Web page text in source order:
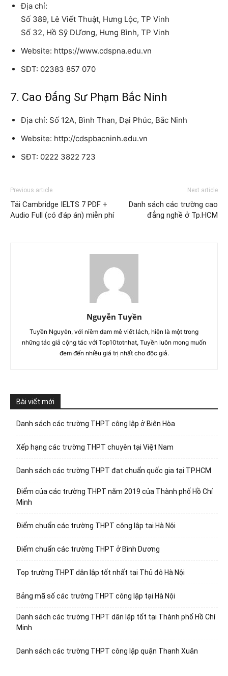
Địa chỉ:
Số 389, Lê Viết Thuật, Hưng Lộc, TP Vinh
Số 32, Hồ Sỹ DƯơng, Hưng Bình, TP Vinh
Website: https://www.cdspna.edu.vn
SĐT: 02383 857 070
7. Cao Đẳng Sư Phạm Bắc Ninh
Địa chỉ: Số 12A, Bình Than, Đại Phúc, Bắc Ninh
Website: http://cdspbacninh.edu.vn
SĐT: 0222 3822 723
Previous article
Tải Cambridge IELTS 7 PDF +
Audio Full (có đáp án) miễn phí
Next article
Danh sách các trường cao
đẳng nghề ở Tp.HCM
Nguyễn Tuyền
Tuyền Nguyễn, với niềm đam mê viết lách, hiện là một trong
những tác giả cộng tác với Top10totnhat, Tuyền luôn mong muốn
đem đến nhiều giá trị nhất cho độc giả.
Bài viết mới
Danh sách các trường THPT công lập ở Biên Hòa
Xếp hạng các trường THPT chuyên tại Việt Nam
Danh sách các trường THPT đạt chuẩn quốc gia tại TP.HCM
Điểm của các trường THPT năm 2019 của Thành phố Hồ Chí
Minh
Điểm chuẩn các trường THPT công lập tại Hà Nội
Điểm chuẩn các trường THPT ở Bình Dương
Top trường THPT dân lập tốt nhất tại Thủ đô Hà Nội
Bảng mã số các trường THPT công lập tại Hà Nội
Danh sách các trường THPT dân lập tốt tại Thành phố Hồ Chí
Minh
Danh sách các trường THPT công lập quận Thanh Xuân